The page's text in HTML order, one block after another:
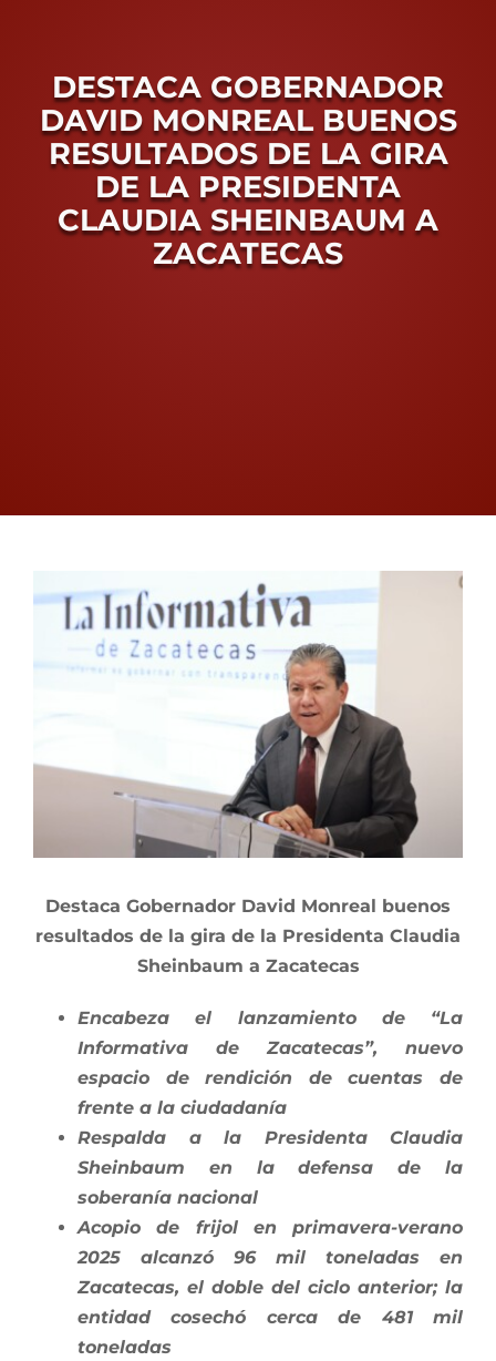
Conoce Zacatecas
Proceso Electoral Poder Judicial
DESTACA GOBERNADOR
DAVID MONREAL BUENOS
RESULTADOS DE LA GIRA
DE LA PRESIDENTA
CLAUDIA SHEINBAUM A
ZACATECAS
Larger
Destaca Gobernador David Monreal buenos
resultados de la gira de la Presidenta Claudia
Sheinbaum a Zacatecas
Encabeza el lanzamiento de “La
Informativa de Zacatecas”, nuevo
espacio de rendición de cuentas de
frente a la ciudadanía
Respalda a la Presidenta Claudia
Sheinbaum en la defensa de la
soberanía nacional
Acopio de frijol en primavera-verano
2025 alcanzó 96 mil toneladas en
Zacatecas, el doble del ciclo anterior; la
entidad cosechó cerca de 481 mil
toneladas